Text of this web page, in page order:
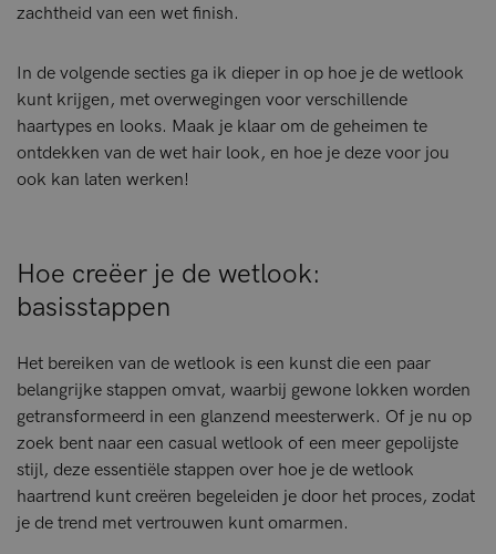
zachtheid van een wet finish.
In de volgende secties ga ik dieper in op hoe je de wetlook
kunt krijgen, met overwegingen voor verschillende
haartypes en looks. Maak je klaar om de geheimen te
ontdekken van de wet hair look, en hoe je deze voor jou
ook kan laten werken!
Hoe creëer je de wetlook:
basisstappen
Het bereiken van de wetlook is een kunst die een paar
belangrijke stappen omvat, waarbij gewone lokken worden
getransformeerd in een glanzend meesterwerk. Of je nu op
zoek bent naar een casual wetlook of een meer gepolijste
stijl, deze essentiële stappen over hoe je de wetlook
haartrend kunt creëren begeleiden je door het proces, zodat
je de trend met vertrouwen kunt omarmen.